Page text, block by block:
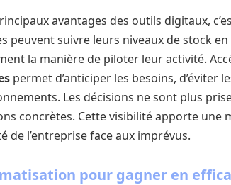
avantages des outils digitaux,
peuvent suivre leurs niveaux de stock
la manière de piloter leur activité.
permet d’anticiper les besoins, d’éviter
Les décisions ne sont plus
concrètes. Cette visibilité apporte une
de l’entreprise face aux imprévus.
pour gagner en